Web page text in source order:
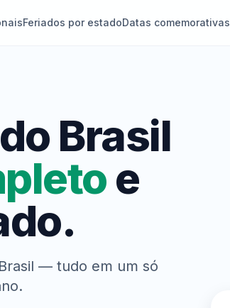
Feriados por estadoDatas comemorativas
Brasil
e
.
— tudo em um só